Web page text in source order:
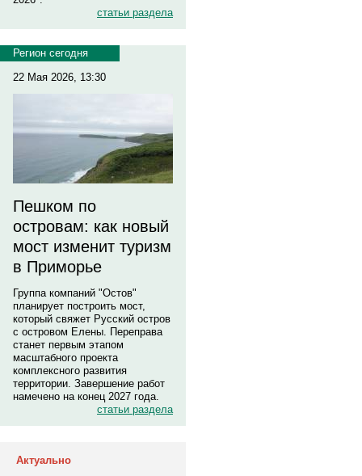
статьи раздела
Регион сегодня
22 Мая 2026, 13:30
Пешком по
островам: как новый
мост изменит туризм
в Приморье
Группа компаний "Остов"
планирует построить мост,
который свяжет Русский остров
с островом Елены. Переправа
станет первым этапом
масштабного проекта
комплексного развития
территории. Завершение работ
намечено на конец 2027 года.
статьи раздела
Актуально